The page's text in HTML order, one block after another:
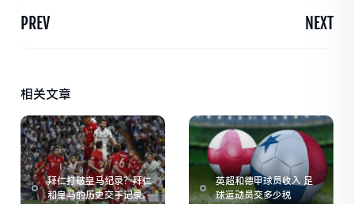
PREV NEXT
相关文章
拜仁打破皇马纪录？拜仁
和皇马的历史交手记录。
英超和德甲球员收入 足
球运动员交多少税